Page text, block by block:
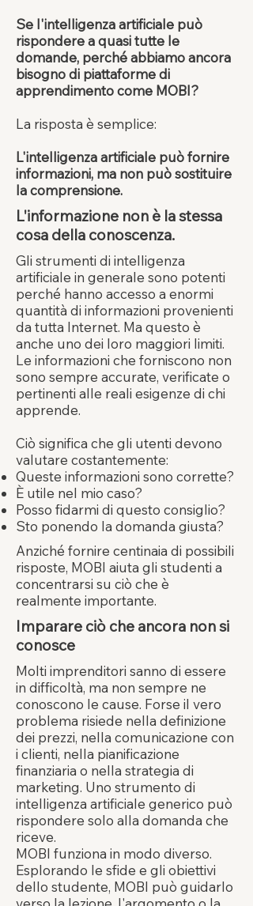
Se l'intelligenza artificiale può
rispondere a quasi tutte le
domande, perché abbiamo ancora
bisogno di piattaforme di
apprendimento come MOBI?
La risposta è semplice:
L'intelligenza artificiale può fornire
informazioni, ma non può sostituire
la comprensione.
L'informazione non è la stessa
cosa della conoscenza.
Gli strumenti di intelligenza
artificiale in generale sono potenti
perché hanno accesso a enormi
quantità di informazioni provenienti
da tutta Internet. Ma questo è
anche uno dei loro maggiori limiti.
Le informazioni che forniscono non
sono sempre accurate, verificate o
pertinenti alle reali esigenze di chi
apprende.
Ciò significa che gli utenti devono
valutare costantemente:
Queste informazioni sono corrette?
È utile nel mio caso?
Posso fidarmi di questo consiglio?
Sto ponendo la domanda giusta?
Anziché fornire centinaia di possibili
risposte, MOBI aiuta gli studenti a
concentrarsi su ciò che è
realmente importante.
Imparare ciò che ancora non si
conosce
Molti imprenditori sanno di essere
in difficoltà, ma non sempre ne
conoscono le cause. Forse il vero
problema risiede nella definizione
dei prezzi, nella comunicazione con
i clienti, nella pianificazione
finanziaria o nella strategia di
marketing. Uno strumento di
intelligenza artificiale generico può
rispondere solo alla domanda che
riceve.
MOBI funziona in modo diverso.
Esplorando le sfide e gli obiettivi
dello studente, MOBI può guidarlo